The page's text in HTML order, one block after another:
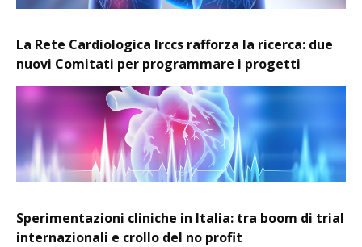
La Rete Cardiologica Irccs rafforza la ricerca: due
nuovi Comitati per programmare i progetti
Sperimentazioni cliniche in Italia: tra boom di trial
internazionali e crollo del no profit